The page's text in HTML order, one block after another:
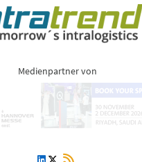
Medienpartner von